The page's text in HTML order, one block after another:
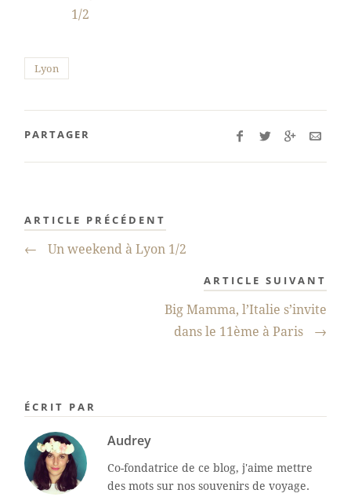
1/2
Lyon
PARTAGER
ARTICLE PRÉCÉDENT
← Un weekend à Lyon 1/2
ARTICLE SUIVANT
Big Mamma, l’Italie s’invite
dans le 11ème à Paris
→
ÉCRIT PAR
Audrey
Co-fondatrice de ce blog, j'aime mettre
des mots sur nos souvenirs de voyage.